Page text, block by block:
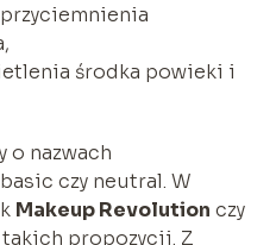
środka powieki i
o nazwach
czy neutral. W
Makeup Revolution czy
propozycji. Z